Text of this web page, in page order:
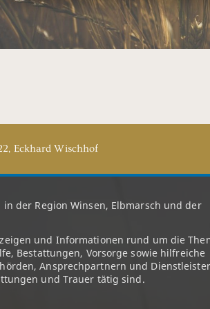
Eckhard Wischhof
in der Region Winsen, Elbmarsch und der
und Informationen rund um die
Bestattungen, Vorsorge sowie hilfreiche
Ansprechpartnern und
und Trauer tätig sind.